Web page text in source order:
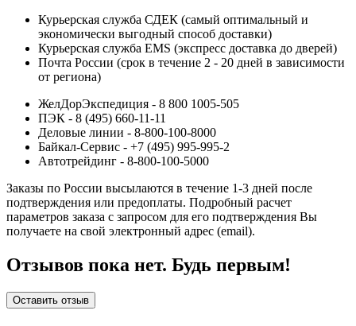
Курьерская служба СДЕК (самый оптимальный и
экономически выгодный способ доставки)
Курьерская служба EMS (экспресс доставка до дверей)
Почта России (срок в течение 2 - 20 дней в зависимости
от региона)
ЖелДорЭкспедиция - 8 800 1005-505
ПЭК - 8 (495) 660-11-11
Деловые линии - 8-800-100-8000
Байкал-Сервис - +7 (495) 995-995-2
Автотрейдинг - 8-800-100-5000
Заказы по России высылаются в течение 1-3 дней после
подтверждения или предоплаты. Подробный расчет
параметров заказа с запросом для его подтверждения Вы
получаете на свой электронный адрес (email).
Отзывов пока нет. Будь первым!
Оставить отзыв